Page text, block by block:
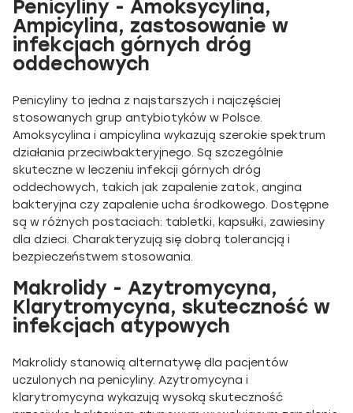
Penicyliny - Amoksycylina,
Ampicylina, zastosowanie w
infekcjach górnych dróg
oddechowych
Penicyliny to jedna z najstarszych i najczęściej
stosowanych grup antybiotyków w Polsce.
Amoksycylina i ampicylina wykazują szerokie spektrum
działania przeciwbakteryjnego. Są szczególnie
skuteczne w leczeniu infekcji górnych dróg
oddechowych, takich jak zapalenie zatok, angina
bakteryjna czy zapalenie ucha środkowego. Dostępne
są w różnych postaciach: tabletki, kapsułki, zawiesiny
dla dzieci. Charakteryzują się dobrą tolerancją i
bezpieczeństwem stosowania.
Makrolidy - Azytromycyna,
Klarytromycyna, skuteczność w
infekcjach atypowych
Makrolidy stanowią alternatywę dla pacjentów
uczulonych na penicyliny. Azytromycyna i
klarytromycyna wykazują wysoką skuteczność